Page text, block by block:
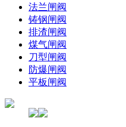
法兰闸阀
铸钢闸阀
排渣闸阀
煤气闸阀
刀型闸阀
防爆闸阀
平板闸阀